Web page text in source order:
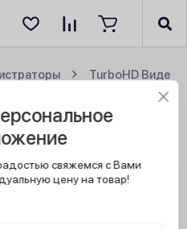
TurboHD
Hikvision iDS-
Бесплатная доставка
свяжемся с Вами
цену на товар!